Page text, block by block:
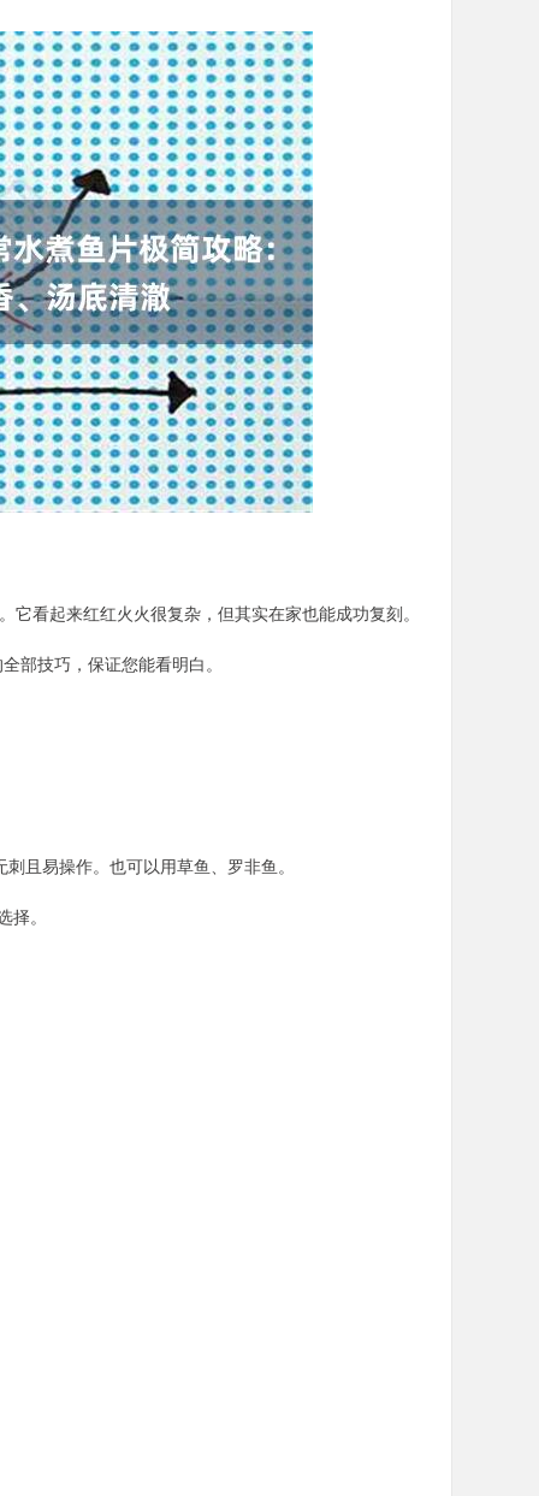
看起来红红火火很复杂，但其实在家也能成功复刻。
部技巧，保证您能看明白。
且易操作。也可以用草鱼、罗非鱼。
。